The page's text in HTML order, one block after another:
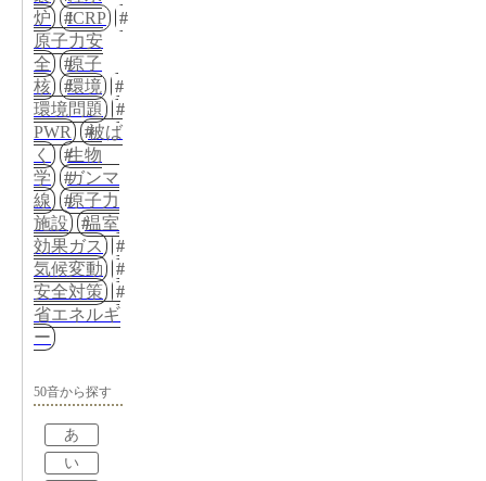
炉
ICRP
原子力安
全
原子
核
環境
環境問題
PWR
被ば
く
生物
学
ガンマ
線
原子力
施設
温室
効果ガス
気候変動
安全対策
省エネルギ
ー
50音から探す
あ
い